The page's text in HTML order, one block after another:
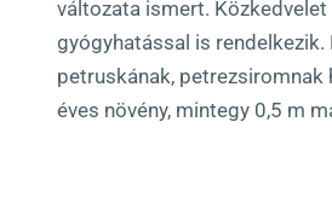
változata ismert. Közkedvelet
gyógyhatással is rendelkezik.
petruskának, petrezsiromnak
éves növény, mintegy 0,5 m